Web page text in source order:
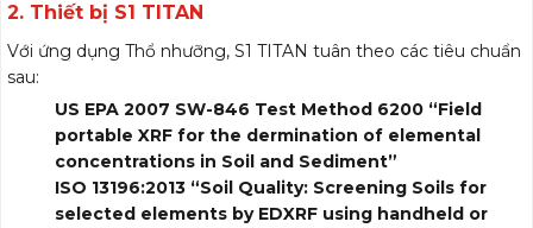
2. Thiết bị S1 TITAN
Với ứng dụng Thổ nhưỡng, S1 TITAN tuân theo các tiêu chuẩn
sau:
US EPA 2007 SW-846 Test Method 6200 “Field
portable XRF for the dermination of elemental
concentrations in Soil and Sediment”
ISO 13196:2013 “Soil Quality: Screening Soils for
selected elements by EDXRF using handheld or